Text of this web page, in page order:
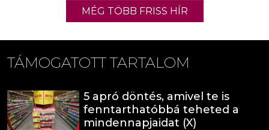
MÉG TÖBB FRISS HÍR
TÁMOGATOTT TARTALOM
5 apró döntés, amivel te is
fenntarthatóbbá teheted a
mindennapjaidat (X)